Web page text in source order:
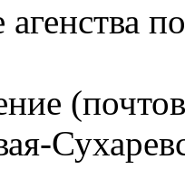
агенства